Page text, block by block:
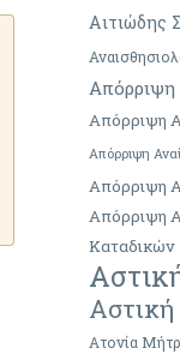
Αιτιώδης
Απόρριψη
Απόρριψη
Απόρριψη
Απόρριψη
Καταδικών
Αστική
Ατονία